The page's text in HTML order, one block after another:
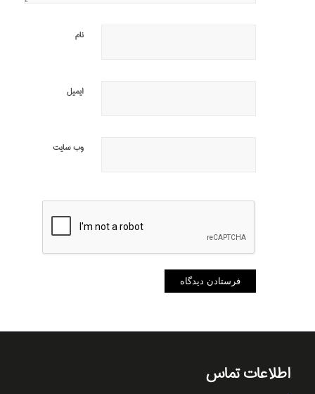
نام
ایمیل
وب‌ سایت
اطلاعات تماس